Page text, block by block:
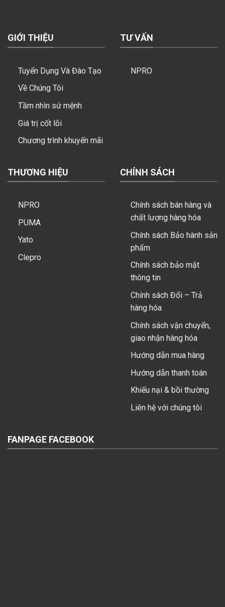
GIỚI THIỆU
Tuyển Dụng Và Đào Tạo
Về Chúng Tôi
Tầm nhìn sứ mệnh
Giá trị cốt lõi
Chương trình khuyến mãi
TƯ VẤN
NPRO
THƯƠNG HIỆU
NPRO
PUMA
Yato
Clepro
CHÍNH SÁCH
Chính sách bán hàng và
chất lượng hàng hóa
Chính sách Bảo hành sản
phẩm
Chính sách bảo mật
thông tin
Chính sách Đổi – Trả
hàng hóa
Chính sách vận chuyển,
giao nhận hàng hóa
Hướng dẫn mua hàng
Hướng dẫn thanh toán
Khiếu nại & bồi thường
Liên hệ với chúng tôi
FANPAGE FACEBOOK